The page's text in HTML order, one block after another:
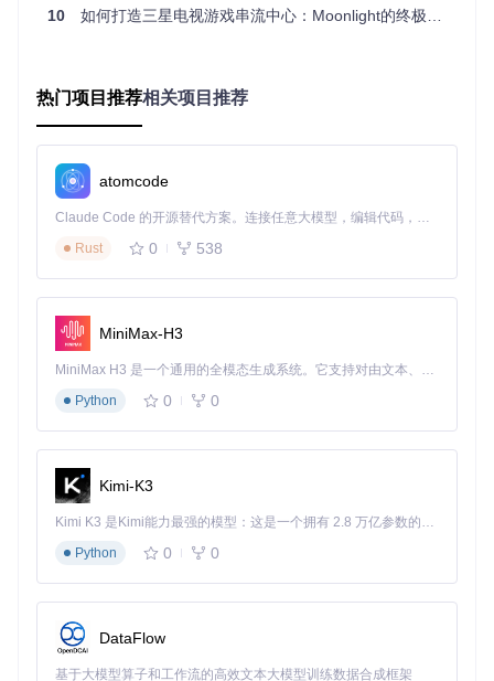
移动设备方案：随时随地的游戏自由
局域网内的Sunshine服务器后，在客户端的高级设置中启
对于iOS用户，虽然官方客户端暂未提供，但可以通过第三方
应用实现连接。在配置时，建议将码率限制在8Mbps以内，以
进一步提升移动设备上的操作体验。
进阶配置：释放硬件潜力的优化指南
NVIDIA显卡用户的极致优化
如果你使用的是NVIDIA显卡，有几个关键设置能显著提升串流
体验。首先，在NVIDIA控制面板中开启"低延迟模式"，这一设
台中，将编码器设置为"nvenc"，并启用"Fast Sync"技术，在
高帧率游戏中能有效减少输入延迟。对于RTX 40系显卡用
户，还可以尝试启用"AV1编码"，在相同带宽下获得更高的画
质。
AMD显卡用户的专属调校
中，通过Radeon软件启用"增强同步"功能，能有效减少画面撕
裂。在Sunshine配置中，将编码器设置为"amfenc"，并根据显
卡型号调整编码参数。例如，RX 7000系列显卡用户可以将"编
码质量"设置为"高质量"，在1080p分辨率下能达到60fps的流
畅度，同时保持较低的CPU占用率。
10 如何打造三星电视游戏串流中心：Moonlight的终极大屏娱乐方案
热门项目推荐相关项目推荐
atomcode
Claude Code 的开源替代方案。连接任意大模型，编辑代码，运行命令，自动验证 — 全自动执行。用 Rust 构建，极致性能。 ｜ An open-source alternative to Claude Code. Connect any LLM, edit code, run commands, and verify changes — autonomously. Built in Rust for speed. Get Started
Rust
0 538
MiniMax-H3
MiniMax H3 是一个通用的全模态生成系统。它支持对由文本、图像、视频和音频组成的多模态上下文进行统一理解，并能生成分辨率高达 2K、时长可达 15 秒的带原生立体声音频的视频。得益于面向任务泛化的系统设计，H3 在预训练阶段就已具备广泛的多模态上下文理解与生成能力，能够出色地执行复杂的多模态指令。
Python
0 0
Kimi-K3
Kimi K3 是Kimi能力最强的模型：这是一个拥有 2.8 万亿参数的混合专家（MoE）模型，具备原生视觉理解能力，并支持 100 万 token 的上下文窗口。
Python
0 0
DataFlow
基于大模型算子和工作流的高效文本大模型训练数据合成框架